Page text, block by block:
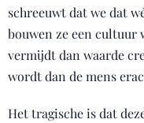
schreeuwt dat we dat
bouwen ze een cultuur
vermijdt dan waarde
wordt dan de mens
Het tragische is dat